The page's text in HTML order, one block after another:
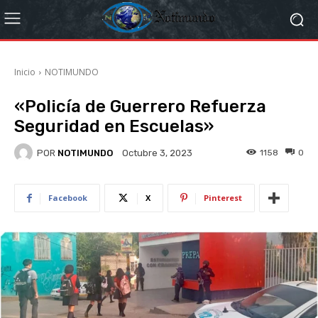
Inicio NOTIMUNDO
«Policía de Guerrero Refuerza
Seguridad en Escuelas»
POR NOTIMUNDO Octubre 3, 2023 0
1158
Facebook X Pinterest